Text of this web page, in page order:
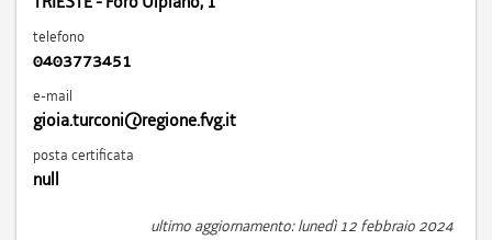
telefono
0403773451
e-mail
gioia.turconi@regione.fvg.it
posta certificata
null
ultimo aggiornamento: lunedì 12 febbraio 2024